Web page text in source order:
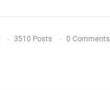
3510 Posts 0 Comments